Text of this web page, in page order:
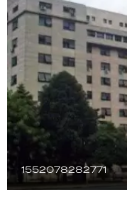
1552078282771
PALABRAS
HORÓSCOPO
Seguinos